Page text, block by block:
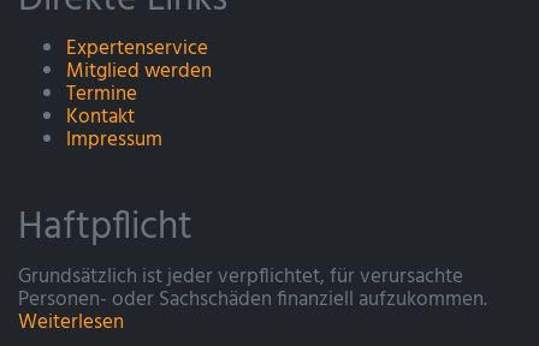
Expertenservice
Mitglied werden
Termine
Kontakt
Impressum
Haftpflicht
Grundsätzlich ist jeder verpflichtet, für verursachte
Personen- oder Sachschäden finanziell aufzukommen.
Weiterlesen